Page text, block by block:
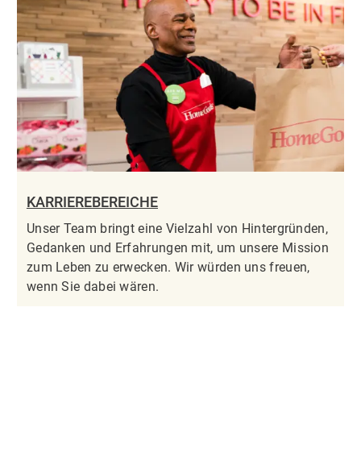
KARRIEREBEREICHE
Unser Team bringt eine Vielzahl von Hintergründen,
Gedanken und Erfahrungen mit, um unsere Mission
zum Leben zu erwecken. Wir würden uns freuen,
wenn Sie dabei wären.